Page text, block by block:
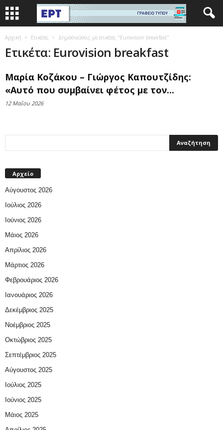
Αρχική Ετικέτες Δημοσιεύσεις με ετικέτες "Eurovision breakfast"
Ετικέτα: Eurovision breakfast
Μαρία Κοζάκου – Γιώργος Καπουτζίδης:
«Αυτό που συμβαίνει φέτος με τον...
12 Μαΐου 2026
Αρχείο
Αύγουστος 2026
Ιούλιος 2026
Ιούνιος 2026
Μάιος 2026
Απρίλιος 2026
Μάρτιος 2026
Φεβρουάριος 2026
Ιανουάριος 2026
Δεκέμβριος 2025
Νοέμβριος 2025
Οκτώβριος 2025
Σεπτέμβριος 2025
Αύγουστος 2025
Ιούλιος 2025
Ιούνιος 2025
Μάιος 2025